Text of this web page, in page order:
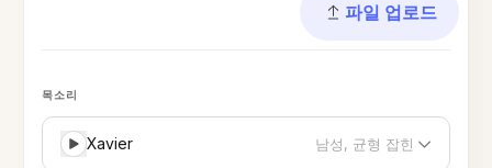
파일 업로드
목소리
Xavier 남성, 균형 잡힌